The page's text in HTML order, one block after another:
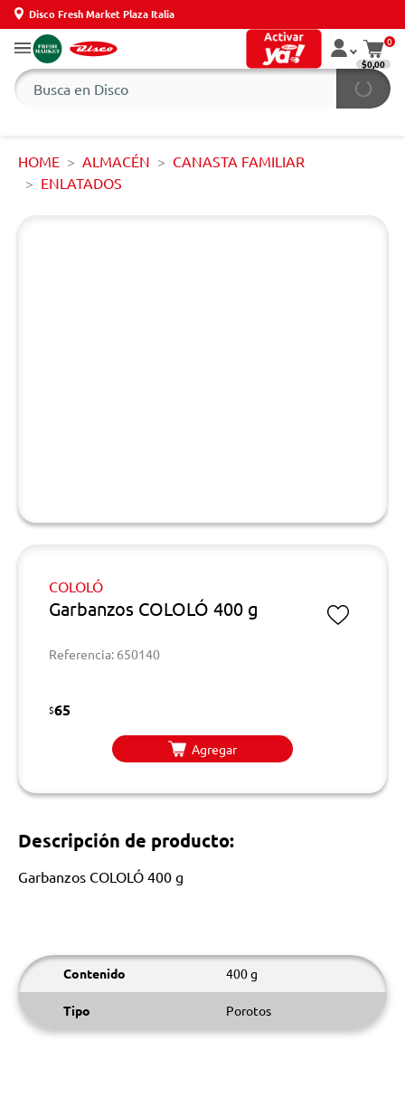
Disco Fresh Market Plaza Italia
0
$0,00
HOME ALMACÉN
CANASTA FAMILIAR
ENLATADOS
COLOLÓ
Garbanzos COLOLÓ 400 g
Referencia: 650140
$65
Agregar
Descripción de producto:
Garbanzos COLOLÓ 400 g
Contenido 400 g
Tipo Porotos